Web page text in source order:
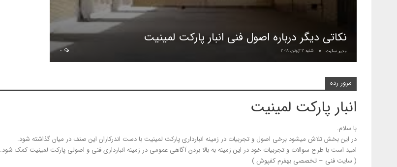
نکاتی دیگر درباره اصول فنی انبار پارکت لمینیت
مدیر سایت شنبه 23ژوئن, 2018 0
مرور رده
انبار پارکت لمینیت
با سلام.
در این بخش تلاش میشود برخی اصول و تجربیات در زمینه انبارداری پارکت لمینیت با دست اندرکاران این صنف در میان گذاشته شود.
امید است با طرح سوالات و تجربیات خود در این زمینه به بالا بردن آگاهی عمومی در زمینه انبارداری فنی و اصولی پارکت لمینیت کمک شود.
( سایت فنی – تخصصی بهفرم کفپوش )